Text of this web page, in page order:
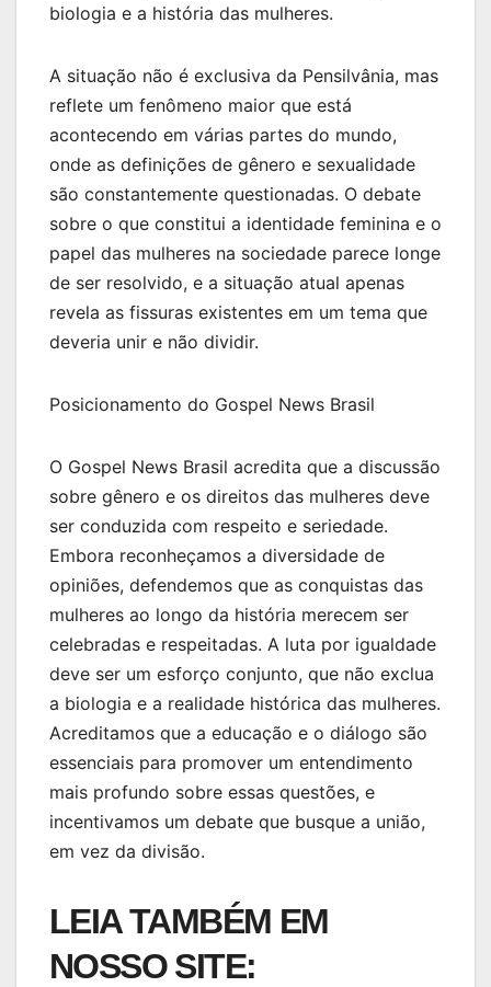
biologia e a história das mulheres.
A situação não é exclusiva da Pensilvânia, mas
reflete um fenômeno maior que está
acontecendo em várias partes do mundo,
onde as definições de gênero e sexualidade
são constantemente questionadas. O debate
sobre o que constitui a identidade feminina e o
papel das mulheres na sociedade parece longe
de ser resolvido, e a situação atual apenas
revela as fissuras existentes em um tema que
deveria unir e não dividir.
Posicionamento do Gospel News Brasil
O Gospel News Brasil acredita que a discussão
sobre gênero e os direitos das mulheres deve
ser conduzida com respeito e seriedade.
Embora reconheçamos a diversidade de
opiniões, defendemos que as conquistas das
mulheres ao longo da história merecem ser
celebradas e respeitadas. A luta por igualdade
deve ser um esforço conjunto, que não exclua
a biologia e a realidade histórica das mulheres.
Acreditamos que a educação e o diálogo são
essenciais para promover um entendimento
mais profundo sobre essas questões, e
incentivamos um debate que busque a união,
em vez da divisão.
LEIA TAMBÉM EM
NOSSO SITE: